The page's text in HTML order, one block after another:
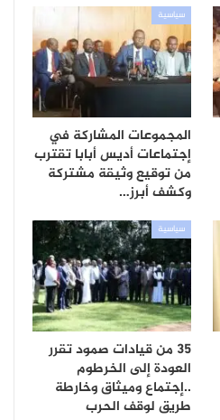
سياسية
المجموعات المشاركة في
إجتماعات أديس أبابا تقترب
من توقيع وثيقة مشتركة
وكشف أبرز…
سياسية
35 من قيادات صمود تقرر
العودة إلى الخرطوم
..إجتماع وميثاق وخارطة
طريق لوقف الحرب